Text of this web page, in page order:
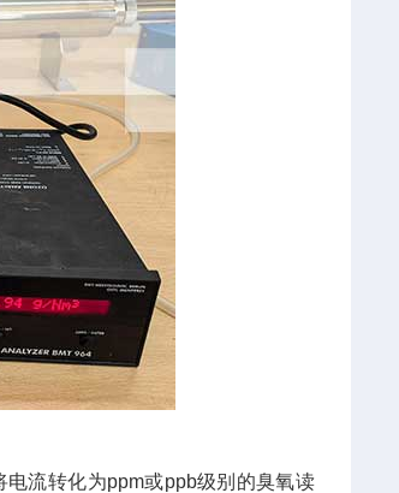
流转化为ppm或ppb级别的臭氧读